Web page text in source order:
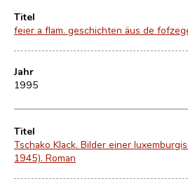
Titel
feier a flam. geschichten äus de
Jahr
1995
Titel
Tschako Klack. Bilder einer
1945). Roman